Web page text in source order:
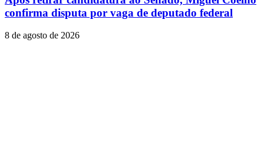
confirma disputa por vaga de deputado federal
8 de agosto de 2026